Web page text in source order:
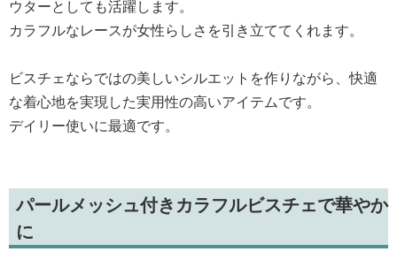
ウターとしても活躍します。
カラフルなレースが女性らしさを引き立ててくれます。
ビスチェならではの美しいシルエットを作りながら、快適
な着心地を実現した実用性の高いアイテムです。
デイリー使いに最適です。
パールメッシュ付きカラフルビスチェで華やか
に